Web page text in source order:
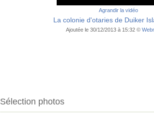
Agrandir la vidéo
La colonie d'otaries de Duiker
Ajoutée le 30/12/2013 à 15:32 ©
Sélection photos